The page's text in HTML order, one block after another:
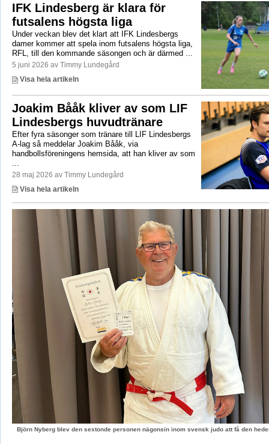
IFK Lindesberg är klara för
futsalens högsta liga
Under veckan blev det klart att IFK Lindesbergs
damer kommer att spela inom futsalens högsta liga,
RFL, till den kommande säsongen och är därmed ...
5 juni 2026 av Timmy Lundegård
Visa hela artikeln
Joakim Bååk kliver av som LIF
Lindesbergs huvudtränare
Efter fyra säsonger som tränare till LIF Lindesbergs
A-lag så meddelar Joakim Bååk, via
handbollsföreningens hemsida, att han kliver av som
28 maj 2026 av Timmy Lundegård
Visa hela artikeln
Björn Nyberg blev den sextonde personen nägonsin inom svensk judo att få den